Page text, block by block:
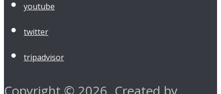
youtube
twitter
tripadvisor